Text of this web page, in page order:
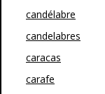
candélabre
candelabres
caracas
carafe